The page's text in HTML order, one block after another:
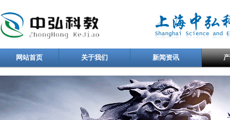
网站首页 关于我们 新闻资讯